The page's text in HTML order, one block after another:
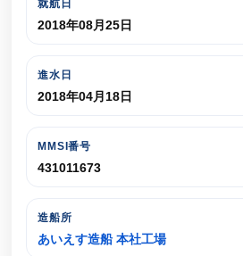
就航日
2018年08月25日
進水日
2018年04月18日
MMSI番号
431011673
造船所
あいえす造船 本社工場